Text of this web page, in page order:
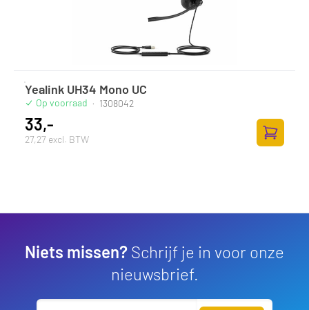
Yealink UH34 Mono UC
Op voorraad · 1308042
33,-
27,27 excl. BTW
Niets missen? Schrijf je in voor onze
nieuwsbrief.